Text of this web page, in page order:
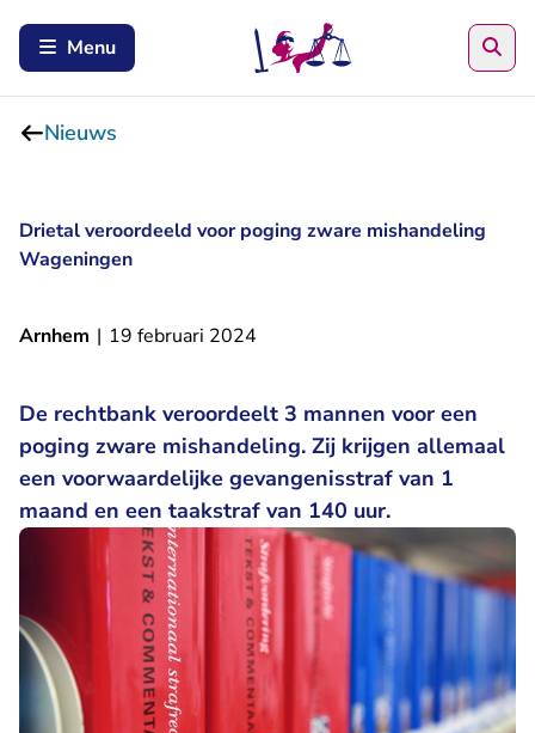
Menu
Nieuws
Drietal veroordeeld voor poging zware mishandeling
Wageningen
Arnhem | 19 februari 2024
De rechtbank veroordeelt 3 mannen voor een
poging zware mishandeling. Zij krijgen allemaal
een voorwaardelijke gevangenisstraf van 1
maand en een taakstraf van 140 uur.